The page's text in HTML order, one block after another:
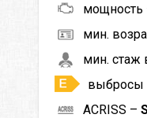
мощность
мин.
мин. стаж
выбросы
ACRISS –